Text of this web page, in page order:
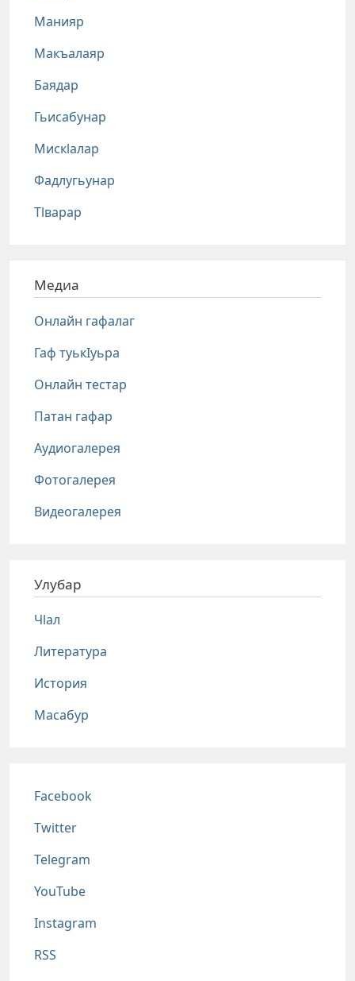
Манияр
Макъалаяр
Баядар
Гьисабунар
Мискlалар
Фадлугьунар
Тlварар
Медиа
Онлайн гафалаг
Гаф туькIуьра
Онлайн тестар
Патан гафар
Аудиогалерея
Фотогалерея
Видеогалерея
Улубар
Чlал
Литература
История
Масабур
Соц сети
Facebook
Twitter
Telegram
YouTube
Instagram
RSS